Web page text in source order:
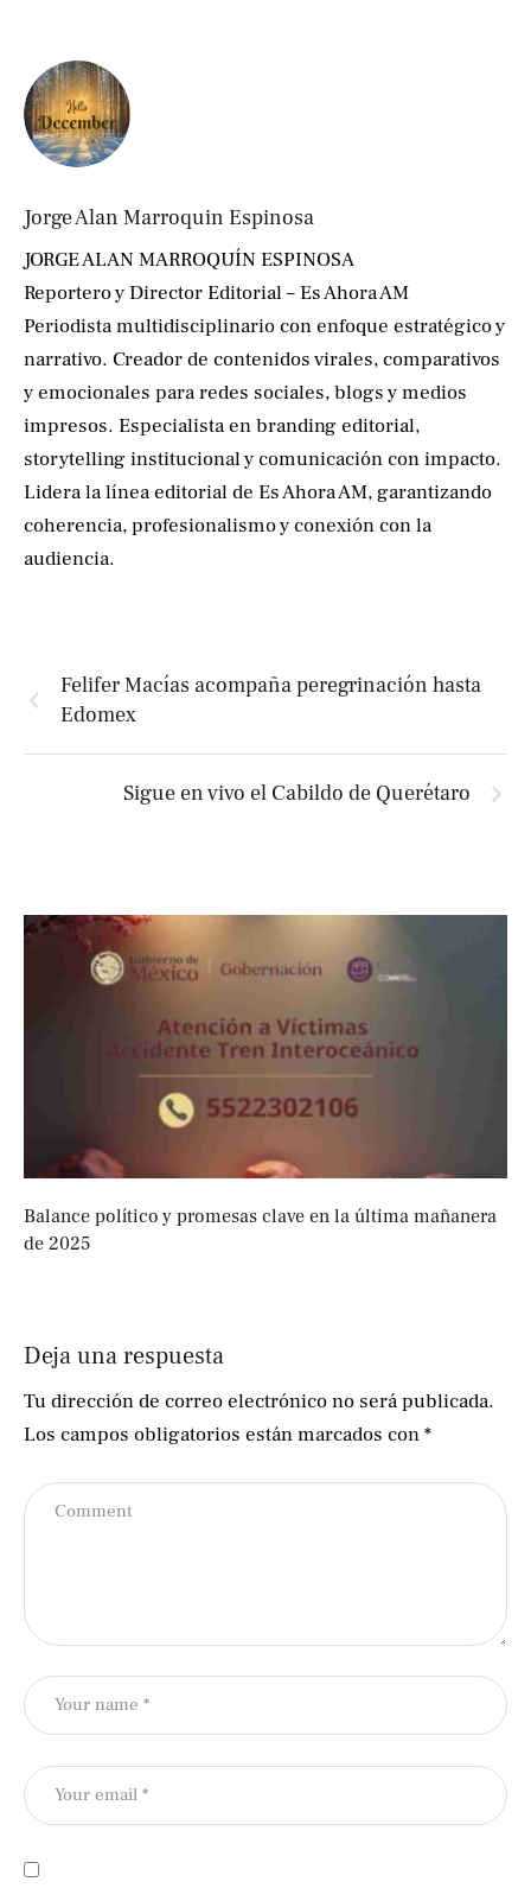
Jorge Alan Marroquin Espinosa
JORGE ALAN MARROQUÍN ESPINOSA
Reportero y Director Editorial – Es Ahora AM
Periodista multidisciplinario con enfoque estratégico y
narrativo. Creador de contenidos virales, comparativos
y emocionales para redes sociales, blogs y medios
impresos. Especialista en branding editorial,
storytelling institucional y comunicación con impacto.
Lidera la línea editorial de Es Ahora AM, garantizando
coherencia, profesionalismo y conexión con la
audiencia.
Felifer Macías acompaña peregrinación hasta
Edomex
Sigue en vivo el Cabildo de Querétaro
Balance político y promesas clave en la última mañanera
de 2025
Deja una respuesta
Tu dirección de correo electrónico no será publicada.
Los campos obligatorios están marcados con*